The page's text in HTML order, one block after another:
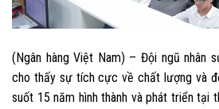
(Ngân hàng Việt Nam) – Đội ngũ nhân
cho thấy sự tích cực về chất lượng và
suốt 15 năm hình thành và phát triển tại